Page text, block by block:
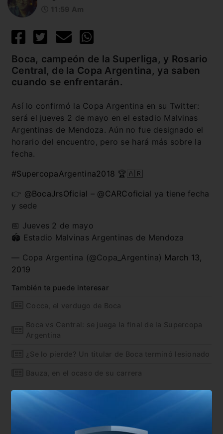
Boca, campeón de la Superliga, y Rosario
Central, de la Copa Argentina, ya saben
cuando se enfrentarán.
Así lo confirmó la Copa Argentina en su Twitter:
será el jueves 2 de mayo en el estadio Malvinas
Argentinas de Mendoza. Aún no fue designado el
horario del encuentro, pero se hará más sobre la
fecha.
#SupercopaArgentina2018 🏆🇦🇷
👉 @BocaJrsOficial – @CARCoficial ya tiene fecha
y sede
📅 Jueves 2 de mayo
🏟️ Estadio Malvinas Argentinas de Mendoza
— Copa Argentina (@Copa_Argentina) March 13,
2019
También te puede interesar
Cocca, el verdugo de Boca
Boca vs Central: se juega la final de la Supercopa
Argentina
¿Se lo pierde? Un titular de Boca terminó lesionado
Bauza, en el ocaso de su carrera
En esta nota: